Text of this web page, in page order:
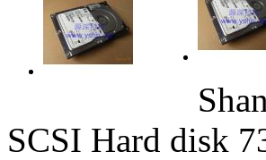
SCSI Hard disk